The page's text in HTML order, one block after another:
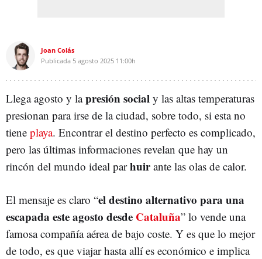
Joan Colás
Publicada 5 agosto 2025 11:00h
Llega agosto y lapresión social y las altas temperaturas
presionan para irse de la ciudad, sobre todo, si esta no
tiene playa. Encontrar el destino perfecto es complicado,
pero las últimas informaciones revelan que hay un
rincón del mundo ideal parhuirante las olas de calor.
El mensaje es claro “el destino alternativo para una
escapada este agosto desde Cataluña” lo vende una
famosa compañía aérea de bajo coste. Y es que lo mejor
de todo, es que viajar hasta allí es económico e implica